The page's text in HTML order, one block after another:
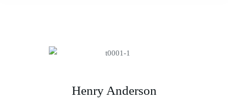
Henry Anderson